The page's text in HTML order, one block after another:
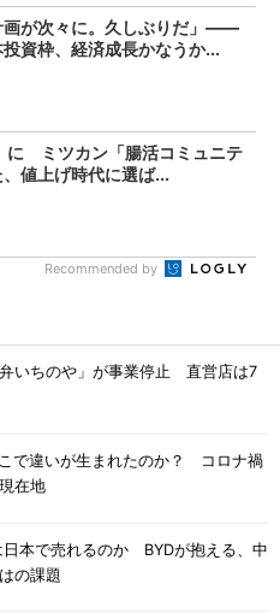
画が次々に。久しぶりだ」――
資枠、経済成長かなうか...
に ミツカン「腸活コミュニテ
値上げ時代に選ば...
Recommended by
いちのや」が事業停止 直営店は7
で違いが生まれたのか？ コロナ禍
在地
日本で売れるのか BYDが抱える、中
の課題